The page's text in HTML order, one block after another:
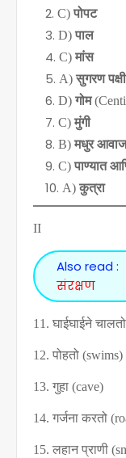
C)पोपट
D)पाल
C)मांस
A)सुगरण पक्षी
D)गोम
C)मुंगी
B)मधुर
C)पाण्यात
A)कुत्रा
II
Also read :
संरक्षण
11. घाईघाईने
12. पोहतो (swims)
13. गुहा (cave)
14. गर्जना करतो (
15. लहान प्राणी (